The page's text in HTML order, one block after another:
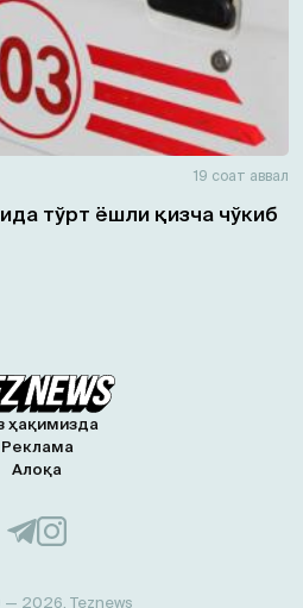
19 соат аввал
тўрт ёшли қизча чўкиб
ҳақимизда
Реклама
Алоқа
2026, Teznews